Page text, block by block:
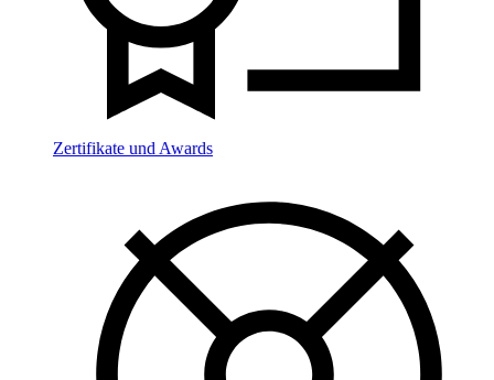
Zertifikate und Awards